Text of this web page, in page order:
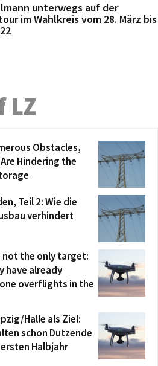
unterwegs auf der
im Wahlkreis vom 28. März bis
LZ
Obstacles,
Hindering the
Teil 2: Wie die
verhindert
not the only target:
have already
overflights in the
Halle als Ziel:
schon Dutzende
Halbjahr